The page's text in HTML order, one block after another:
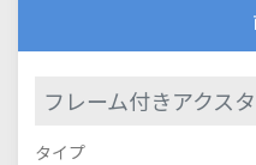
フレーム付きアクスタ
タイプ